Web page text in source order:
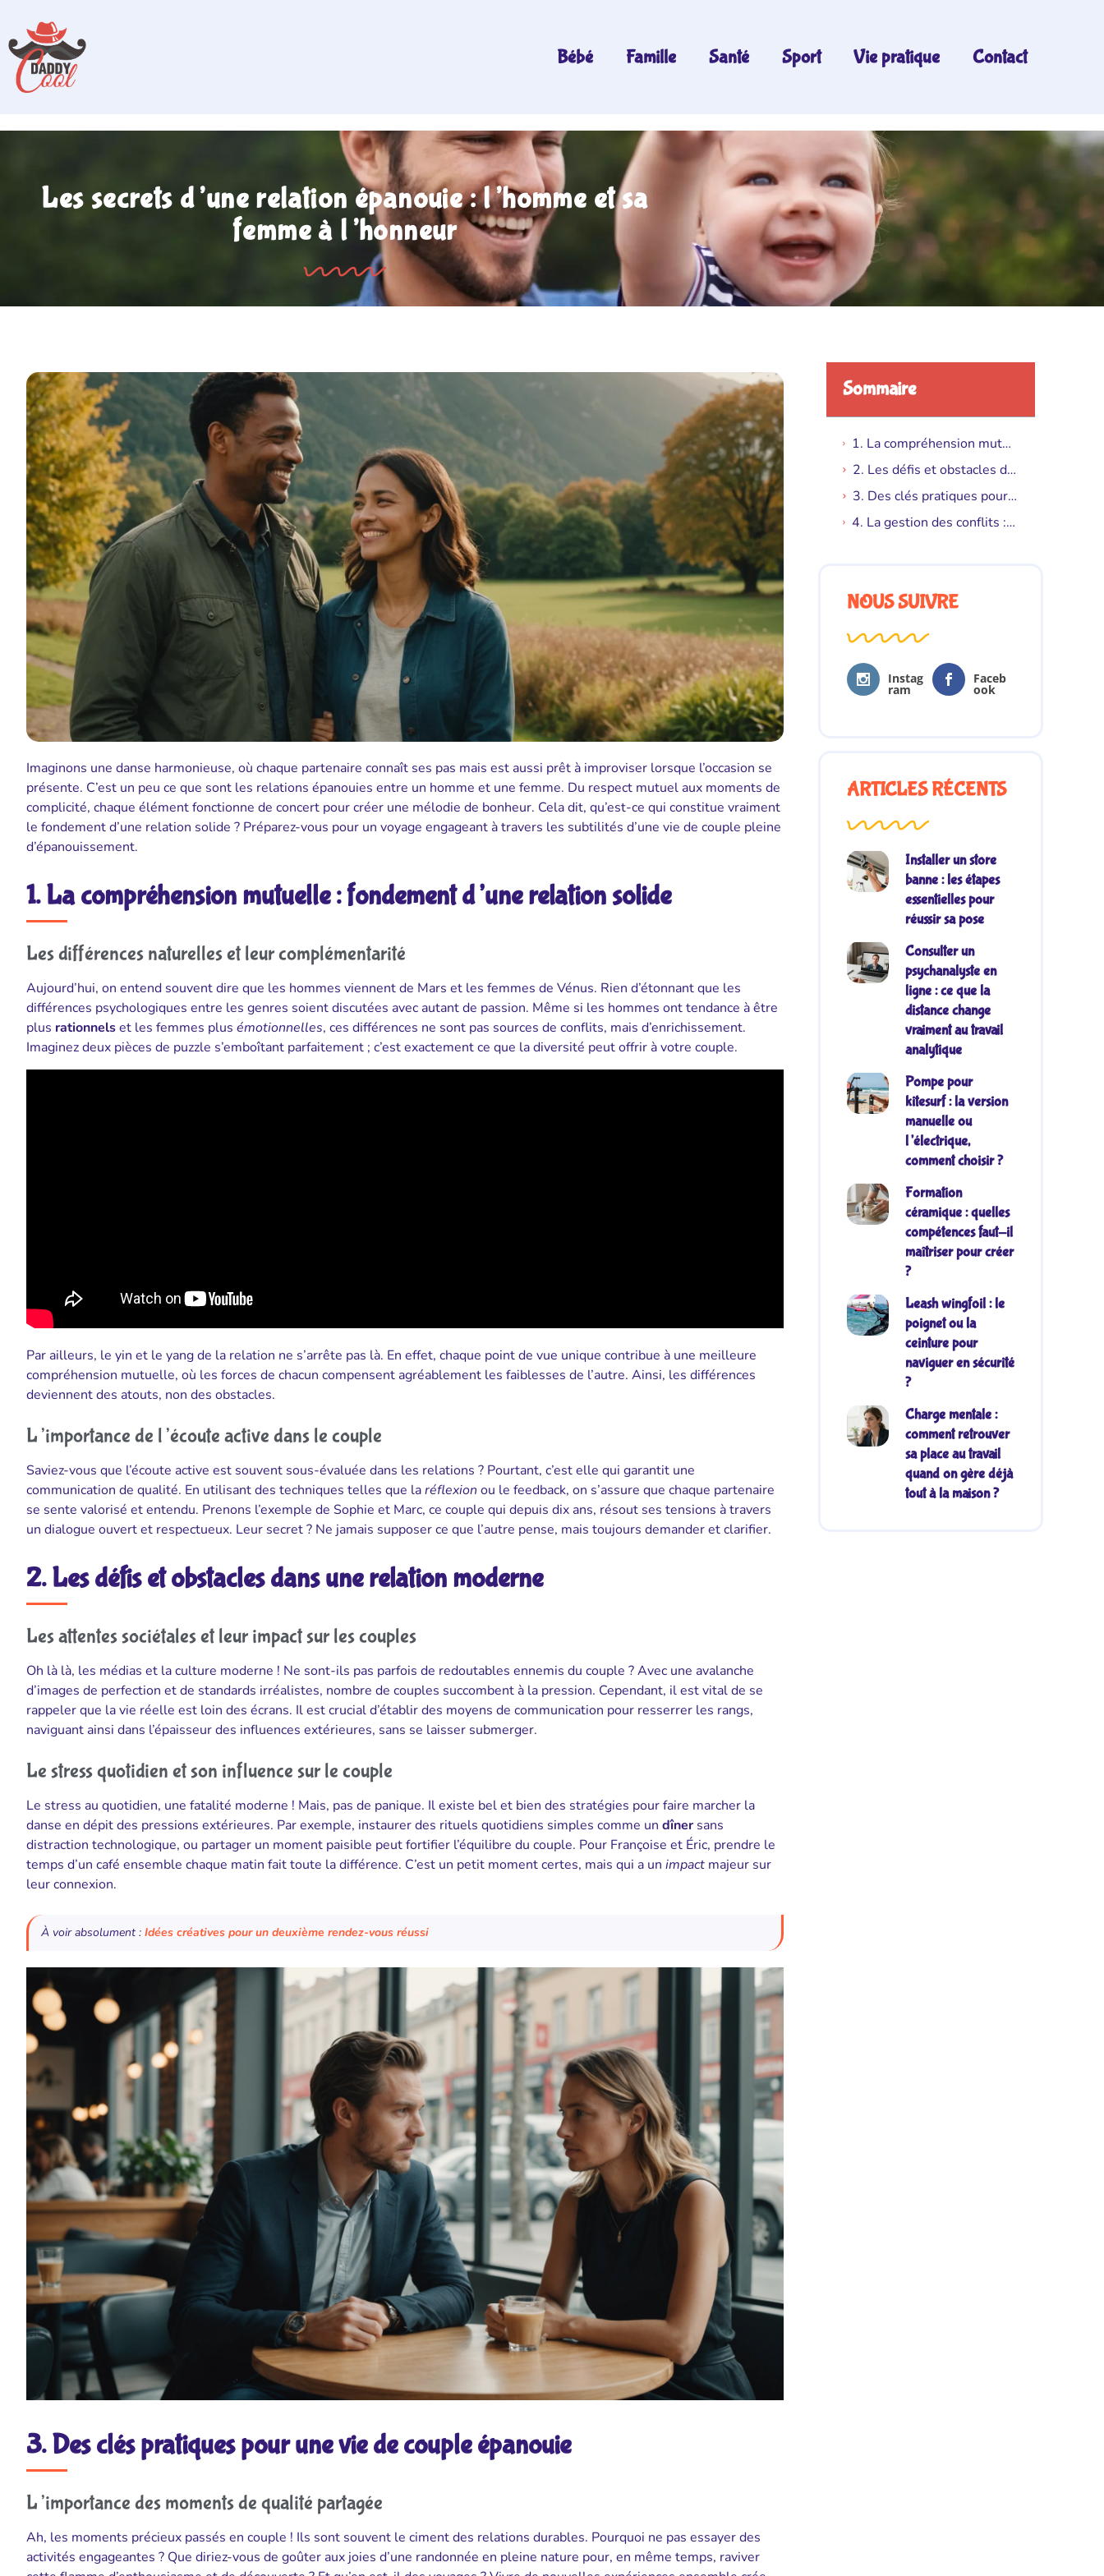
Bébé Famille Santé Sport Vie pratique Contact
Les secrets d’une relation épanouie : l’homme et sa
femme à l’honneur
Imaginons une danse harmonieuse, où chaque partenaire connaît ses pas mais est aussi prêt à improviser lorsque l’occasion se
présente. C’est un peu ce que sont les relations épanouies entre un homme et une femme. Du respect mutuel aux moments de
complicité, chaque élément fonctionne de concert pour créer une mélodie de bonheur. Cela dit, qu’est-ce qui constitue vraiment
le fondement d’une relation solide ? Préparez-vous pour un voyage engageant à travers les subtilités d’une vie de couple pleine
d’épanouissement.
1. La compréhension mutuelle : fondement d’une relation solide
Les différences naturelles et leur complémentarité
Aujourd’hui, on entend souvent dire que les hommes viennent de Mars et les femmes de Vénus. Rien d’étonnant que les
différences psychologiques entre les genres soient discutées avec autant de passion. Même si les hommes ont tendance à être
plus rationnelset les femmes plus émotionnelles, ces différences ne sont pas sources de conflits, mais d’enrichissement.
Imaginez deux pièces de puzzle s’emboîtant parfaitement ; c’est exactement ce que la diversité peut offrir à votre couple.
Par ailleurs, le yin et le yang de la relation ne s’arrête pas là. En effet, chaque point de vue unique contribue à une meilleure
compréhension mutuelle, où les forces de chacun compensent agréablement les faiblesses de l’autre. Ainsi, les différences
deviennent des atouts, non des obstacles.
L’importance de l’écoute active dans le couple
Saviez-vous que l’écoute active est souvent sous-évaluée dans les relations ? Pourtant, c’est elle qui garantit une
communication de qualité. En utilisant des techniques telles que laréflexion ou le feedback, on s’assure que chaque partenaire
se sente valorisé et entendu. Prenons l’exemple de Sophie et Marc, ce couple qui depuis dix ans, résout ses tensions à travers
un dialogue ouvert et respectueux. Leur secret ? Ne jamais supposer ce que l’autre pense, mais toujours demander et clarifier.
2. Les défis et obstacles dans une relation moderne
Les attentes sociétales et leur impact sur les couples
Oh là là, les médias et la culture moderne ! Ne sont-ils pas parfois de redoutables ennemis du couple ? Avec une avalanche
d’images de perfection et de standards irréalistes, nombre de couples succombent à la pression. Cependant, il est vital de se
rappeler que la vie réelle est loin des écrans. Il est crucial d’établir des moyens de communication pour resserrer les rangs,
naviguant ainsi dans l’épaisseur des influences extérieures, sans se laisser submerger.
Le stress quotidien et son influence sur le couple
Le stress au quotidien, une fatalité moderne ! Mais, pas de panique. Il existe bel et bien des stratégies pour faire marcher la
danse en dépit des pressions extérieures. Par exemple, instaurer des rituels quotidiens simples comme un dîner sans
distraction technologique, ou partager un moment paisible peut fortifier l’équilibre du couple. Pour Françoise et Éric, prendre le
temps d’un café ensemble chaque matin fait toute la différence. C’est un petit moment certes, mais qui a un impact majeur sur
leur connexion.
À voir absolument : Idées créatives pour un deuxième rendez-vous réussi
3. Des clés pratiques pour une vie de couple épanouie
L’importance des moments de qualité partagée
Ah, les moments précieux passés en couple ! Ils sont souvent le ciment des relations durables. Pourquoi ne pas essayer des
activités engageantes ? Que diriez-vous de goûter aux joies d’une randonnée en pleine nature pour, en même temps, raviver
Sommaire
1. La compréhension mutuelle : fondement d’une relation solide
2. Les défis et obstacles dans une relation moderne
3. Des clés pratiques pour une vie de couple épanouie
4. La gestion des conflits : vers une résolution harmonieuse
NOUS SUIVRE
Instag
ram
Faceb
ook
ARTICLES RÉCENTS
Installer un store
banne : les étapes
essentielles pour
réussir sa pose
Consulter un
psychanalyste en
ligne : ce que la
distance change
vraiment au travail
analytique
Pompe pour
kitesurf : la version
manuelle ou
l’électrique,
comment choisir ?
Formation
céramique : quelles
compétences faut-il
maîtriser pour créer
?
Leash wingfoil : le
poignet ou la
ceinture pour
naviguer en sécurité
?
Charge mentale :
comment retrouver
sa place au travail
quand on gère déjà
tout à la maison ?